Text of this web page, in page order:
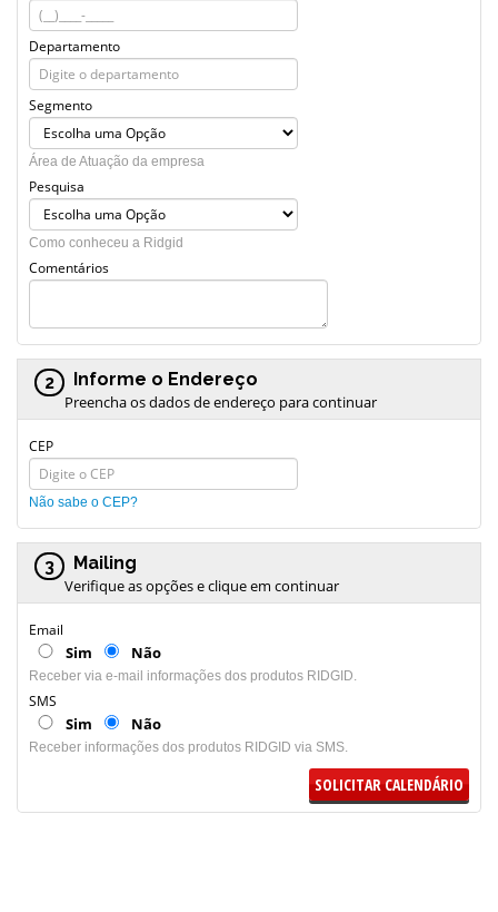
Departamento
Segmento
Área de Atuação da empresa
Pesquisa
Como conheceu a Ridgid
Comentários
2 Informe o Endereço
Preencha os dados de endereço para continuar
CEP
Não sabe o CEP?
3 Mailing
Verifique as opções e clique em continuar
Email
Sim Não
Receber via e-mail informações dos produtos RIDGID.
SMS
Sim Não
Receber informações dos produtos RIDGID via SMS.
SOLICITAR CALENDÁRIO